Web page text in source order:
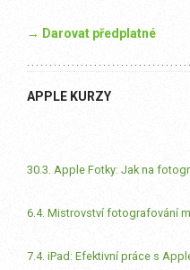
→ Darovat předplatné
APPLE KURZY
30.3. Apple Fotky: Jak na
6.4. Mistrovství fotografování
7.4. iPad: Efektivní práce s